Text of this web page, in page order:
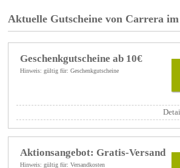
Aktuelle Gutscheine von Carrera im
Geschenkgutscheine ab 10€
Hinweis: gültig für: Geschenkgutscheine
Aktionsangebot: Gratis-Versand
Hinweis: gültig für: Versandkosten